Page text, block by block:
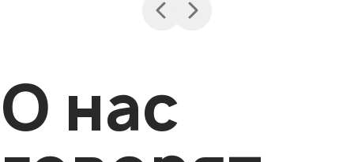
О нас